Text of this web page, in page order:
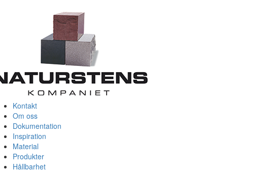
Kontakt
Om oss
Dokumentation
Inspiration
Material
Produkter
Hållbarhet